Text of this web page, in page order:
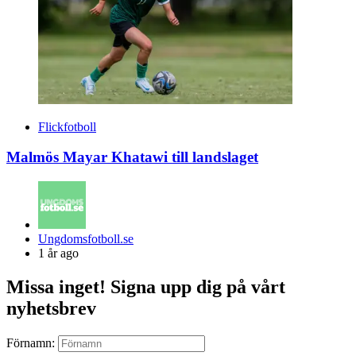
Flickfotboll
Malmös Mayar Khatawi till landslaget
Posted
by
Ungdomsfotboll.se
1 år ago
Missa inget! Signa upp dig på vårt
nyhetsbrev
Förnamn: